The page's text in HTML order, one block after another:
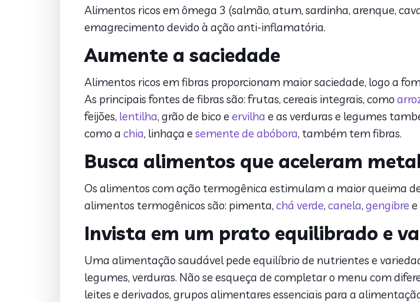
Alimentos ricos em ômega 3 (salmão, atum, sardinha, arenque,
emagrecimento devido à ação anti-inflamatória.
Aumente a saciedade
Alimentos ricos em fibras proporcionam maior saciedade, logo a
As principais fontes de fibras são: frutas, cereais integrais, como
feijões, lentilha, grão de bico e ervilha e as verduras e legumes
como a chia, linhaça e semente de abóbora, também tem fibras.
Busca alimentos que aceleram
Os alimentos com ação termogênica estimulam a maior queima
alimentos termogênicos são: pimenta, chá verde, canela, gengibre e
Invista em um prato equilibrado e
Uma alimentação saudável pede equilíbrio de nutrientes e
legumes, verduras. Não se esqueça de completar o menu com
leites e derivados, grupos alimentares essenciais para a